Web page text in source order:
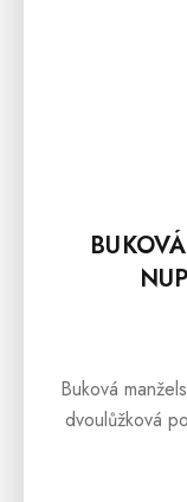
Buková
dvoulůžková